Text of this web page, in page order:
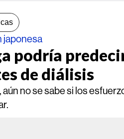
japonesa
podría
de diálisis
no se sabe si los